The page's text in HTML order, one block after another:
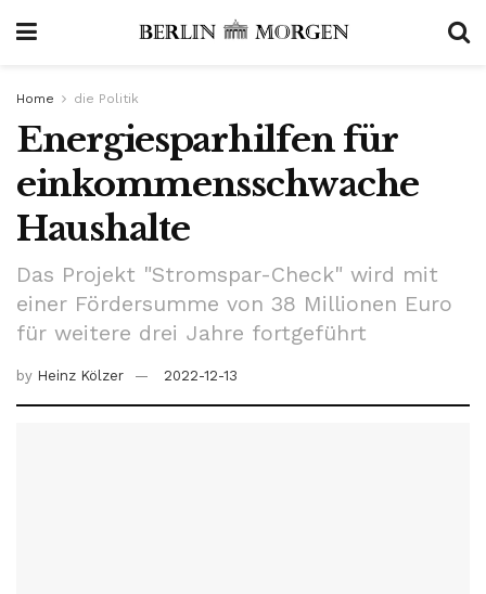
Home die Politik
Energiesparhilfen für
einkommensschwache
Haushalte
Das Projekt "Stromspar-Check" wird mit
einer Fördersumme von 38 Millionen Euro
für weitere drei Jahre fortgeführt
by Heinz Kölzer 2022-12-13